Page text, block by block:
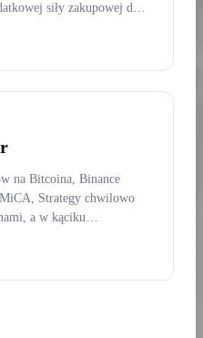
siły zakupowej do
na Bitcoina, Binance
Strategy chwilowo
a w kąciku